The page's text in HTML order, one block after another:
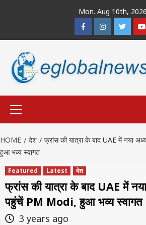
Mon. Aug 10th, 2026
FacebookInstagramTwitter
HOME देश
फ्रांस की यात्रा के बाद UAE में नया
हुआ भव्य स्वागत
Featured Latest देश
फ्रांस की यात्रा के बाद UAE में
पहुंचें PM Modi, हुआ भव्य स्वागत
3 years ago